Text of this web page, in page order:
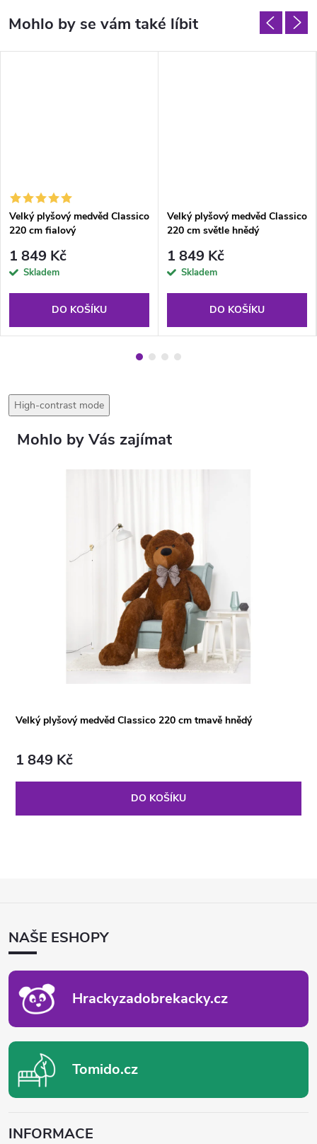
Velký plyšový medvěd Classico
220 cm fialový
1 849 Kč
Skladem
DO KOŠÍKU
Velký plyšový medvěd Classico
220 cm světle hnědý
1 849 Kč
Skladem
DO KOŠÍKU
High-contrast mode
Velký plyšový medvěd Classico 220 cm tmavě hnědý
1 849 Kč
DO KOŠÍKU
ANAŠE ESHOPY
Hrackyzadobrekacky.cz
Tomido.cz
INFORMACE